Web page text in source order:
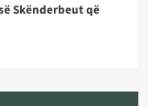
Skënderbeut që